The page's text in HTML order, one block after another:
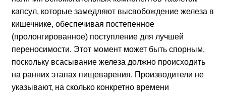
капсул, которые замедляют высвобождение железа в
кишечнике, обеспечивая постепенное
(пролонгированное) поступление для лучшей
переносимости. Этот момент может быть спорным,
поскольку всасывание железа должно происходить
на ранних этапах пищеварения. Производители не
указывают, на сколько конкретно времени